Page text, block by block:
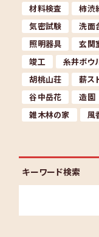
材料検査
柿渋
気密試験
洗面
照明器具
玄関
竣工
糸井ボウ
胡桃山荘
薪ス
谷中岳花
造園
雑木林の家
風
キーワード検索